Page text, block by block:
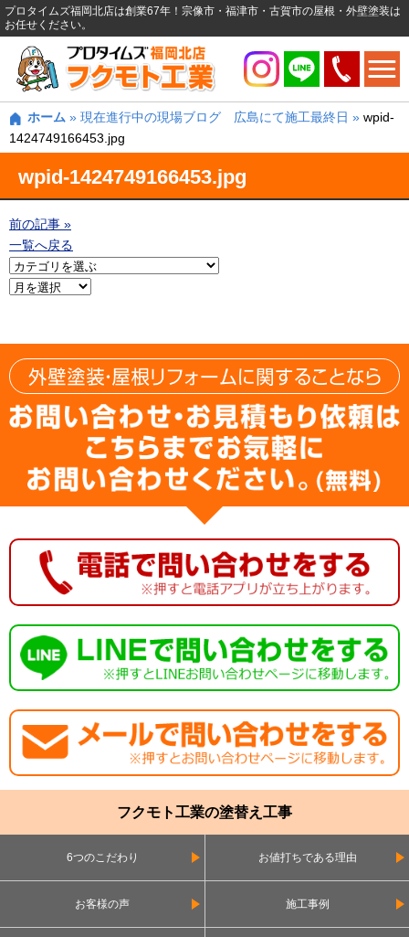
プロタイムズ福岡北店は創業67年！宗像市・福津市・古賀市の屋根・外壁塗装は
お任せください。
ホーム » 現在進行中の現場ブログ 広島にて施工最終日 » wpid-
1424749166453.jpg
wpid-1424749166453.jpg
前の記事 »
一覧へ戻る
フクモト工業の塗替え工事
6つのこだわり お値打ちである理由
お客様の声 施工事例